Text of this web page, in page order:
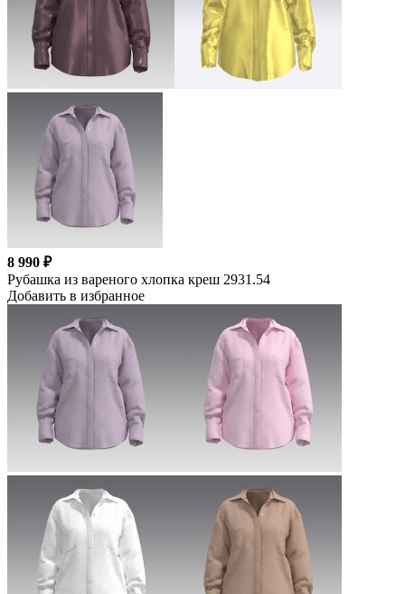
8 990 ₽
Рубашка из вареного хлопка креш 2931.54
Добавить в избранное